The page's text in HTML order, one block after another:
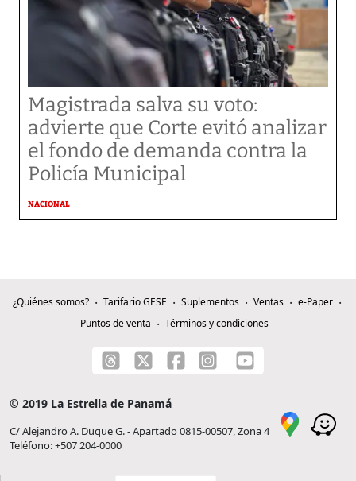
Magistrada salva su voto:
advierte que Corte evitó analizar
el fondo de demanda contra la
Policía Municipal
NACIONAL
¿Quiénes somos? Tarifario GESE Suplementos Ventas
e-Paper
Puntos de venta
Términos y condiciones
© 2019 La Estrella de Panamá
C/ Alejandro A. Duque G. - Apartado 0815-00507, Zona 4
Teléfono: +507 204-0000